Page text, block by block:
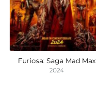
Furiosa: Saga Mad Max
2024